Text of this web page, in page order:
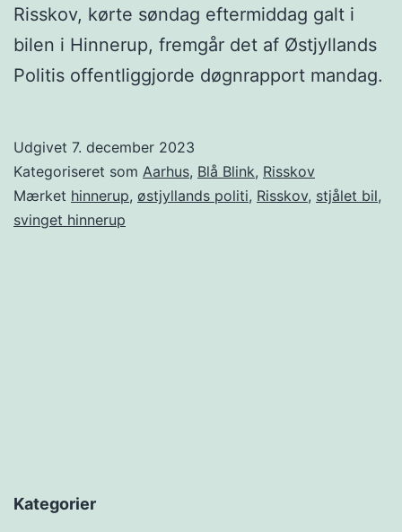
Risskov, kørte søndag eftermiddag galt i
bilen i Hinnerup, fremgår det af Østjyllands
Politis offentliggjorde døgnrapport mandag.
Udgivet 7. december 2023
Kategoriseret som Aarhus, Blå Blink, Risskov
Mærket hinnerup, østjyllands politi, Risskov, stjålet bil,
svinget hinnerup
Kategorier